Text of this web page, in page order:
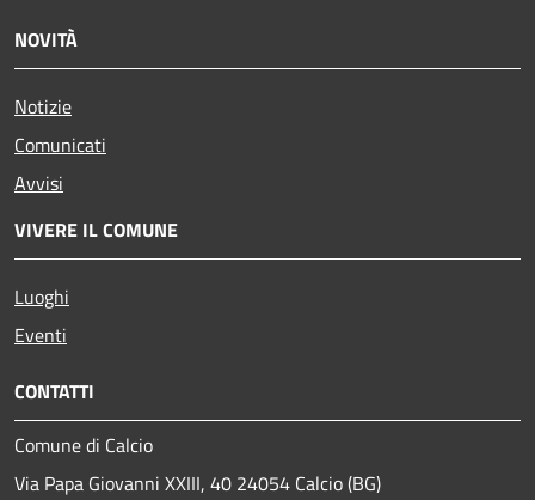
NOVITÀ
Notizie
Comunicati
Avvisi
VIVERE IL COMUNE
Luoghi
Eventi
CONTATTI
Comune di Calcio
Via Papa Giovanni XXIII, 40 24054 Calcio (BG)